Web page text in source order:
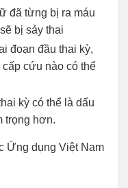
đã từng bị ra máu
bị sảy thai
đoạn đầu thai kỳ,
cứu nào có thể
kỳ có thể là dấu
trọng hơn.
Ứng dụng Việt Nam